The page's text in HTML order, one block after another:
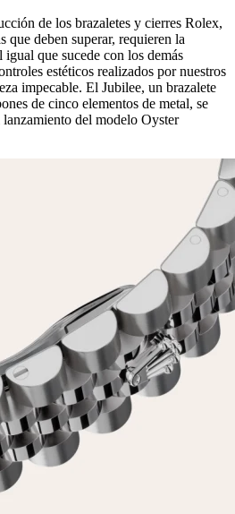
de los brazaletes y cierres Rolex,
que deben superar, requieren la
que sucede con los demás
estéticos realizados por nuestros
impecable. El Jubilee, un brazalete
de cinco elementos de metal, se
del modelo Oyster